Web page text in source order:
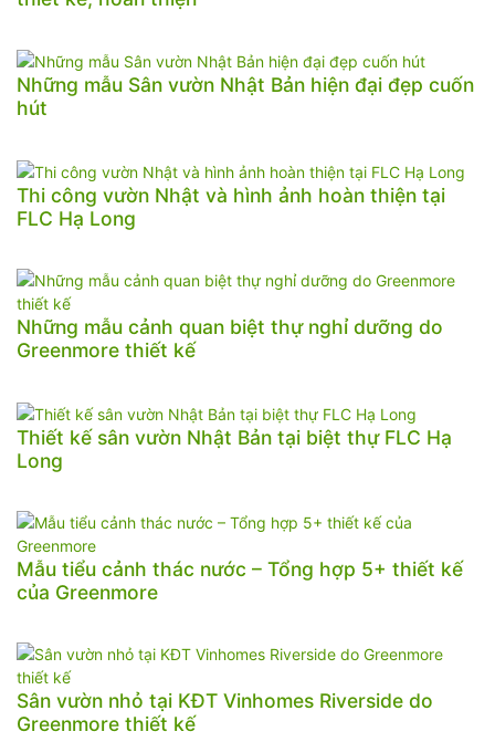
Những mẫu Sân vườn Nhật Bản hiện đại đẹp cuốn
hút
Thi công vườn Nhật và hình ảnh hoàn thiện tại
FLC Hạ Long
Những mẫu cảnh quan biệt thự nghỉ dưỡng do
Greenmore thiết kế
Thiết kế sân vườn Nhật Bản tại biệt thự FLC Hạ
Long
Mẫu tiểu cảnh thác nước – Tổng hợp 5+ thiết kế
của Greenmore
Sân vườn nhỏ tại KĐT Vinhomes Riverside do
Greenmore thiết kế